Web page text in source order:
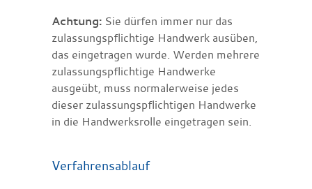
Achtung: Sie dürfen immer nur das
zulassungspflichtige Handwerk ausüben,
das eingetragen wurde. Werden mehrere
zulassungspflichtige Handwerke
ausgeübt, muss normalerweise jedes
dieser zulassungspflichtigen Handwerke
in die Handwerksrolle eingetragen sein.
Verfahrensablauf